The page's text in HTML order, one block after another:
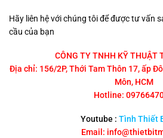
Hãy liên hệ với chúng tôi để được tư vấn
cầu của bạn
CÔNG TY TNHH KỸ THUẬT
Địa chỉ: 156/2P, Thới Tam Thôn 17, ấp
Môn, HCM
Hotline:
Youtube : Tình Thiết
Email: